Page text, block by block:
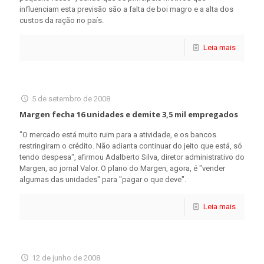
influenciam esta previsão são a falta de boi magro e a alta dos
custos da ração no país.
Leia mais
5 de setembro de 2008
Margen fecha 16 unidades e demite 3,5 mil empregados
"O mercado está muito ruim para a atividade, e os bancos
restringiram o crédito. Não adianta continuar do jeito que está, só
tendo despesa", afirmou Adalberto Silva, diretor administrativo do
Margen, ao jornal Valor. O plano do Margen, agora, é "vender
algumas das unidades" para "pagar o que deve".
Leia mais
12 de junho de 2008